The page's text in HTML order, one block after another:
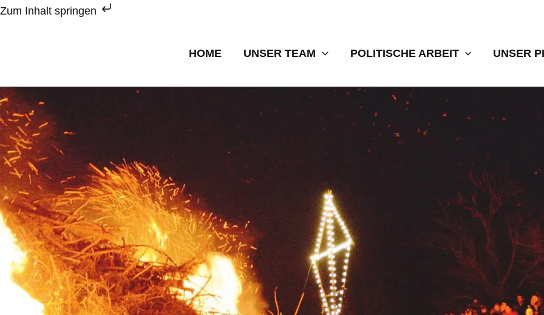
Zum Inhalt springen
Zum
HOME
UNSER TEAM POLITISCHE ARBEIT UNSER